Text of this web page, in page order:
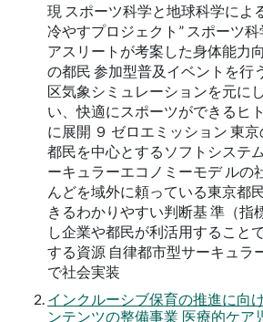
現 スポーツ科学と地球科学によ
冷やすプロジェクト” スポーツ
アスリートが考案した身体能力
の都民 参加型普及イベントを行
区気象シミュレーションを元に
い、快適にスポーツができるヒ
に展開 ９ ゼロエミッション 東
都民を中心とするソフトシステ
ーキュラーエコノミーモデ ルの
んどを域外に頼っている東京都
きるわかりやすい判断基 準（指
し企業や都民が利活用すること
する資源 自律都市型サーキュラ
で社会実装
インクルーシブ保育の推進に向
ンテンツの整備事業 医療的ケア